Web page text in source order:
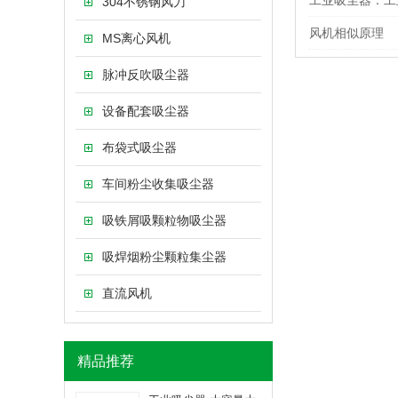
MS离心风机
脉冲反吹吸尘器
设备配套吸尘器
布袋式吸尘器
车间粉尘收集吸尘器
吸铁屑吸颗粒物吸尘器
吸焊烟粉尘颗粒集尘器
直流风机
精品推荐
风机相似原理